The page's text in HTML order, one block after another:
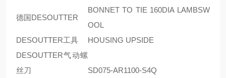
德国DESOUTTER
BONNET TO TIE 160DIA LAMBSW
OOL
DESOUTTER工具
HOUSING UPSIDE
DESOUTTER气动螺
丝刀
SD075-AR1100-S4Q